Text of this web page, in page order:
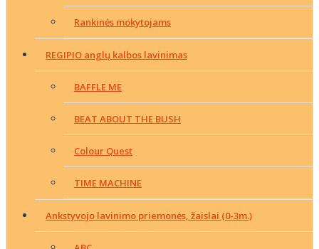
Rankinės mokytojams
REGIPIO anglų kalbos lavinimas
BAFFLE ME
BEAT ABOUT THE BUSH
Colour Quest
TIME MACHINE
Ankstyvojo lavinimo priemonės, žaislai (0-3m.)